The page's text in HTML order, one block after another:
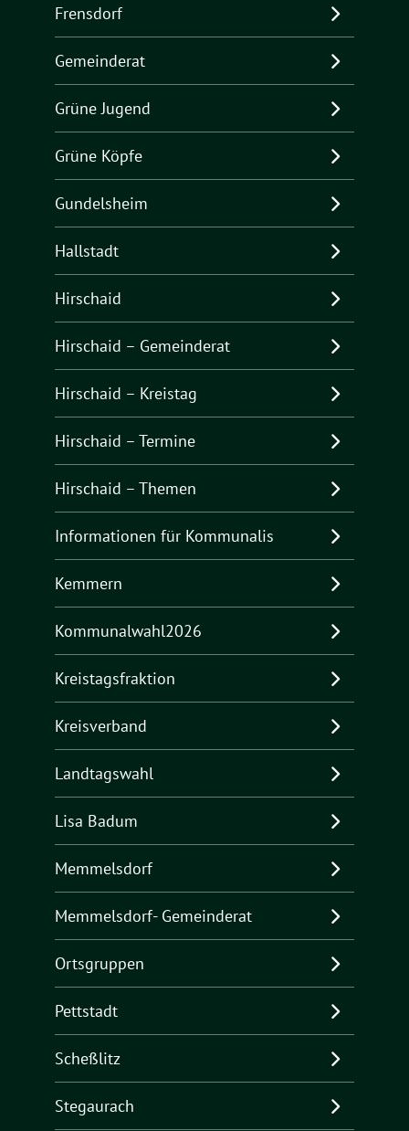
Frensdorf
Gemeinderat
Grüne Jugend
Grüne Köpfe
Gundelsheim
Hallstadt
Hirschaid
Hirschaid – Gemeinderat
Hirschaid – Kreistag
Hirschaid – Termine
Hirschaid – Themen
Informationen für Kommunalis
Kemmern
Kommunalwahl2026
Kreistagsfraktion
Kreisverband
Landtagswahl
Lisa Badum
Memmelsdorf
Memmelsdorf- Gemeinderat
Ortsgruppen
Pettstadt
Scheßlitz
Stegaurach